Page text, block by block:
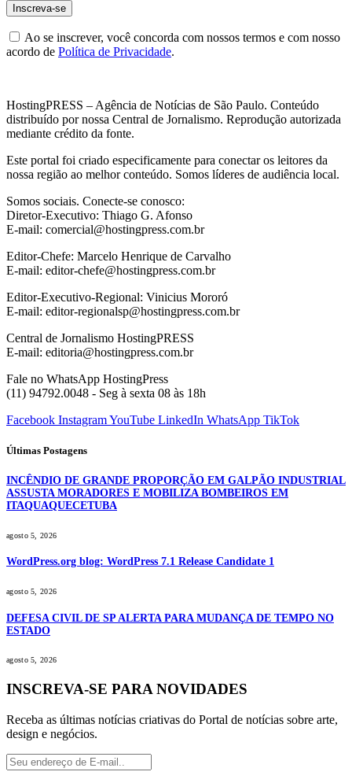
Ao se inscrever, você concorda com nossos termos e com nosso
acordo de Política de Privacidade.
HostingPRESS – Agência de Notícias de São Paulo. Conteúdo
distribuído por nossa Central de Jornalismo. Reprodução autorizada
mediante crédito da fonte.
Este portal foi criado especificamente para conectar os leitores da
nossa região ao melhor conteúdo. Somos líderes de audiência local.
Somos sociais. Conecte-se conosco:
Diretor-Executivo: Thiago G. Afonso
E-mail: comercial@hostingpress.com.br
Editor-Chefe: Marcelo Henrique de Carvalho
E-mail: editor-chefe@hostingpress.com.br
Editor-Executivo-Regional: Vinicius Mororó
E-mail: editor-regionalsp@hostingpress.com.br
Central de Jornalismo HostingPRESS
E-mail: editoria@hostingpress.com.br
Fale no WhatsApp HostingPress
(11) 94792.0048 - Seg à sexta 08 às 18h
Facebook InstagramYouTube LinkedIn WhatsApp TikTok
Últimas Postagens
INCÊNDIO DE GRANDE PROPORÇÃO EM GALPÃO INDUSTRIAL
ASSUSTA MORADORES E MOBILIZA BOMBEIROS EM
ITAQUAQUECETUBA
agosto 5, 2026
WordPress.org blog: WordPress 7.1 Release Candidate 1
agosto 5, 2026
DEFESA CIVIL DE SP ALERTA PARA MUDANÇA DE TEMPO NO
ESTADO
agosto 5, 2026
INSCREVA-SE PARA NOVIDADES
Receba as últimas notícias criativas do Portal de notícias sobre arte,
design e negócios.